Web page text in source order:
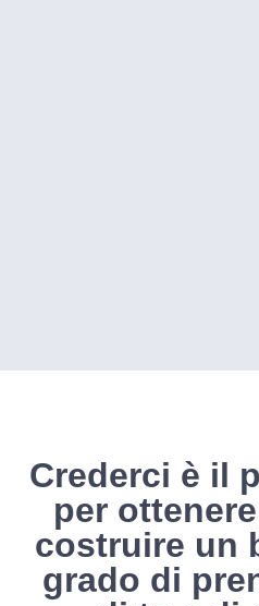
Crederci è il
per
costruire un
grado di